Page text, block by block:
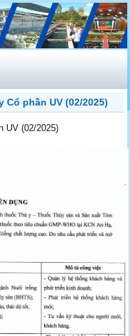
phần UV (02/2025)
UV (02/2025)